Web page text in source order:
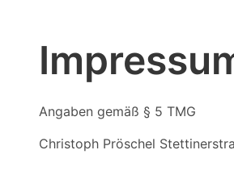
Angaben gemäß § 5 TMG
Christoph Pröschel